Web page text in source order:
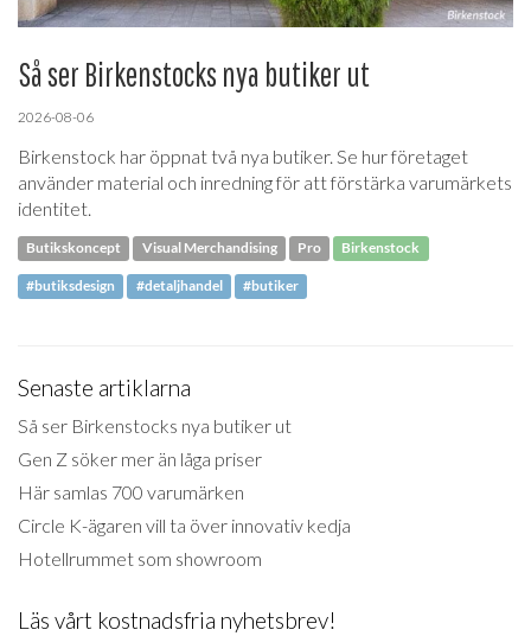
Så ser Birkenstocks nya butiker ut
2026-08-06
Birkenstock har öppnat två nya butiker. Se hur företaget
använder material och inredning för att förstärka varumärkets
identitet.
Butikskoncept Visual Merchandising Pro Birkenstock
#butiksdesign #detaljhandel #butiker
Senaste artiklarna
Så ser Birkenstocks nya butiker ut
Gen Z söker mer än låga priser
Här samlas 700 varumärken
Circle K-ägaren vill ta över innovativ kedja
Hotellrummet som showroom
Läs vårt kostnadsfria nyhetsbrev!